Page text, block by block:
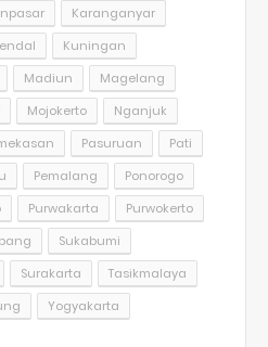
Karanganyar
Kuningan
Madiun
Magelang
Mojokerto
Nganjuk
Pasuruan
Pati
Pemalang
Ponorogo
Purwakarta
Purwokerto
Sukabumi
Surakarta
Tasikmalaya
Yogyakarta